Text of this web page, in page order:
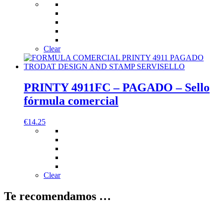
Clear
PRINTY 4911FC – PAGADO – Sello
fórmula comercial
€14.25
Clear
Te recomendamos …